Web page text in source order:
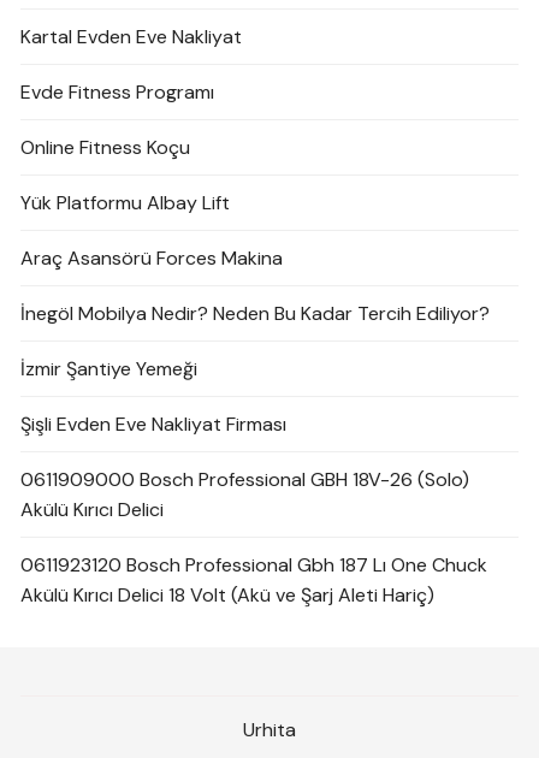
Kartal Evden Eve Nakliyat
Evde Fitness Programı
Online Fitness Koçu
Yük Platformu Albay Lift
Araç Asansörü Forces Makina
İnegöl Mobilya Nedir? Neden Bu Kadar Tercih Ediliyor?
İzmir Şantiye Yemeği
Şişli Evden Eve Nakliyat Firması
0611909000 Bosch Professional GBH 18V-26 (Solo)
Akülü Kırıcı Delici
0611923120 Bosch Professional Gbh 187 Lı One Chuck
Akülü Kırıcı Delici 18 Volt (Akü ve Şarj Aleti Hariç)
Urhita